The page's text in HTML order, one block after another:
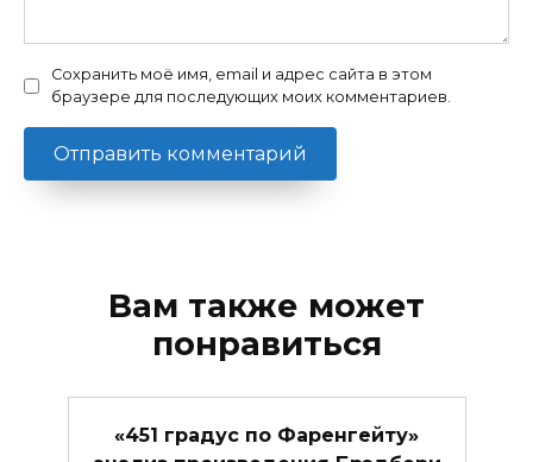
Сохранить моё имя, email и адрес сайта в этом
браузере для последующих моих комментариев.
Вам также может
понравиться
«451 градус по Фаренгейту»